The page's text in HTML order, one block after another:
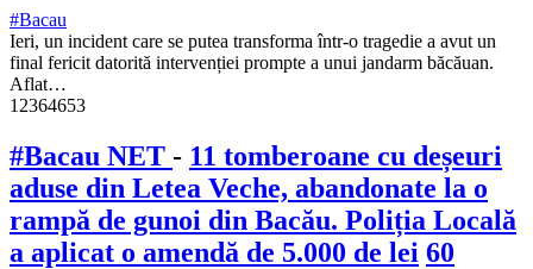
#Bacau
Ieri, un incident care se putea transforma într-o tragedie a avut un
final fericit datorită intervenției prompte a unui jandarm băcăuan.
Aflat…
12364653
#Bacau NET - 11 tomberoane cu deșeuri
aduse din Letea Veche, abandonate la o
rampă de gunoi din Bacău. Poliția Locală
a aplicat o amendă de 5.000 de lei 60